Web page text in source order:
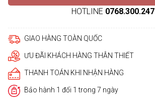
HOTLINE 0768.300.247
GIAO HÀNG TOÀN QUỐC
ƯU ĐÃI KHÁCH HÀNG THÂN THIẾT
THANH TOÁN KHI NHẬN HÀNG
Bảo hành 1 đổi 1 trong 7 ngày